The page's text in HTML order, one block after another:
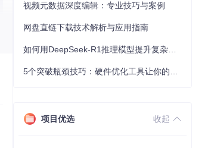
视频元数据深度编辑：专业技巧与案例
网盘直链下载技术解析与应用指南
项目优选 收起